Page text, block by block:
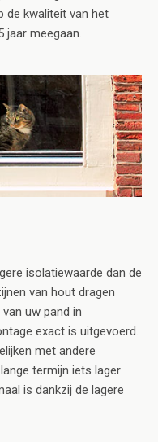
de kwaliteit van het
jaar meegaan.
isolatiewaarde dan de
van hout dragen
uw pand in
exact is uitgevoerd.
met andere
termijn iets lager
is dankzij de lagere